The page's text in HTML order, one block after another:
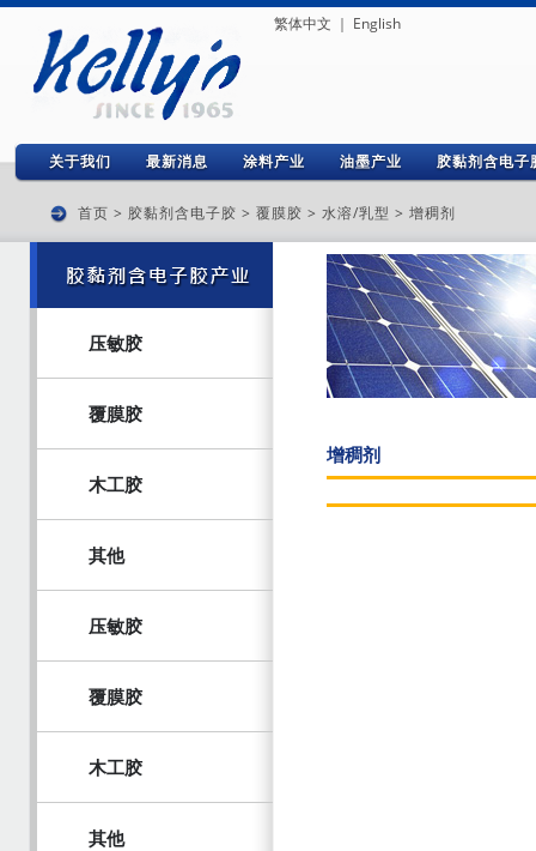
繁体中文 ｜ English
关于我们 最新消息 涂料产业 油墨产业 胶黏剂含电子
首页 > 胶黏剂含电子胶 > 覆膜胶 > 水溶/乳型 > 增稠剂
压敏胶
覆膜胶
木工胶
其他
压敏胶
覆膜胶
木工胶
其他
增稠剂